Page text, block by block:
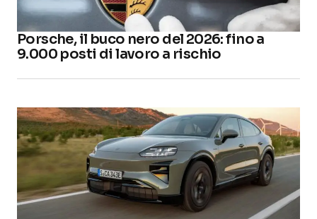
Porsche, il buco nero del 2026: fino a
9.000 posti di lavoro a rischio